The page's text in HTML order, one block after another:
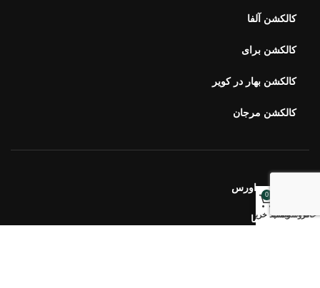
کالکشن آلفا
کالکشن برای
کالکشن بهار در کویر
کالکشن مرجان
خبرنامه اورس
ارتباط با ما خانهفروشگاهوبلاگ
0
سبد خرید